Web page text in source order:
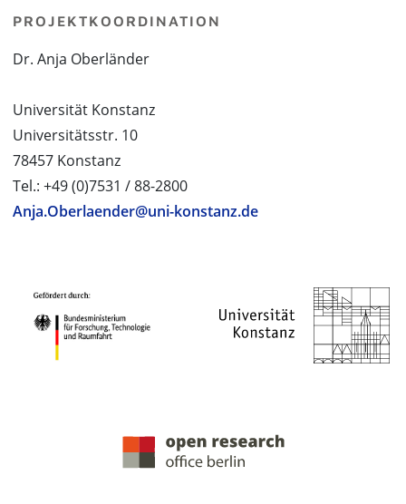
PROJEKTKOORDINATION
Dr. Anja Oberländer
Universität Konstanz
Universitätsstr. 10
78457 Konstanz
Tel.: +49 (0)7531 / 88-2800
Anja.Oberlaender@uni-konstanz.de